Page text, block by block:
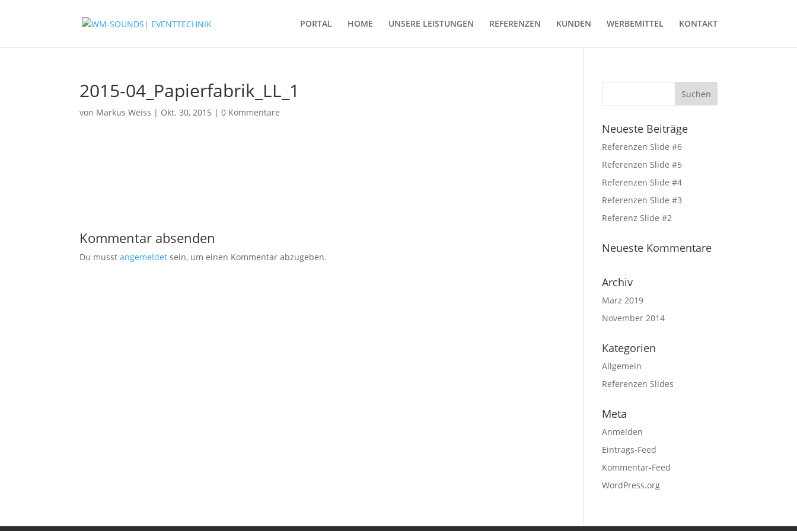
PORTAL HOME UNSERE LEISTUNGEN REFERENZEN KUNDEN WERBEMITTEL KONTAKT
2015-04_Papierfabrik_LL_1
von Markus Weiss | Okt. 30, 2015 |0 Kommentare
Kommentar absenden
Du musstangemeldet sein, um einen Kommentar abzugeben.
Neueste Beiträge
Referenzen Slide #6
Referenzen Slide #5
Referenzen Slide #4
Referenzen Slide #3
Referenz Slide #2
Neueste Kommentare
Archiv
März 2019
November 2014
Kategorien
Allgemein
Referenzen Slides
Meta
Anmelden
Eintrags-Feed
Kommentar-Feed
WordPress.org